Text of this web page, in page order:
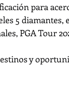
para
5 diamantes,
PGA Tour
y